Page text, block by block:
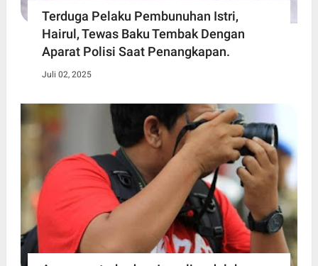
Terduga Pelaku Pembunuhan Istri,
Hairul, Tewas Baku Tembak Dengan
Aparat Polisi Saat Penangkapan.
Juli 02, 2025